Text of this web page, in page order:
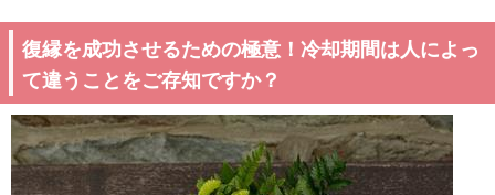
復縁を成功させるための極意！冷却期間は人によっ
て違うことをご存知ですか？